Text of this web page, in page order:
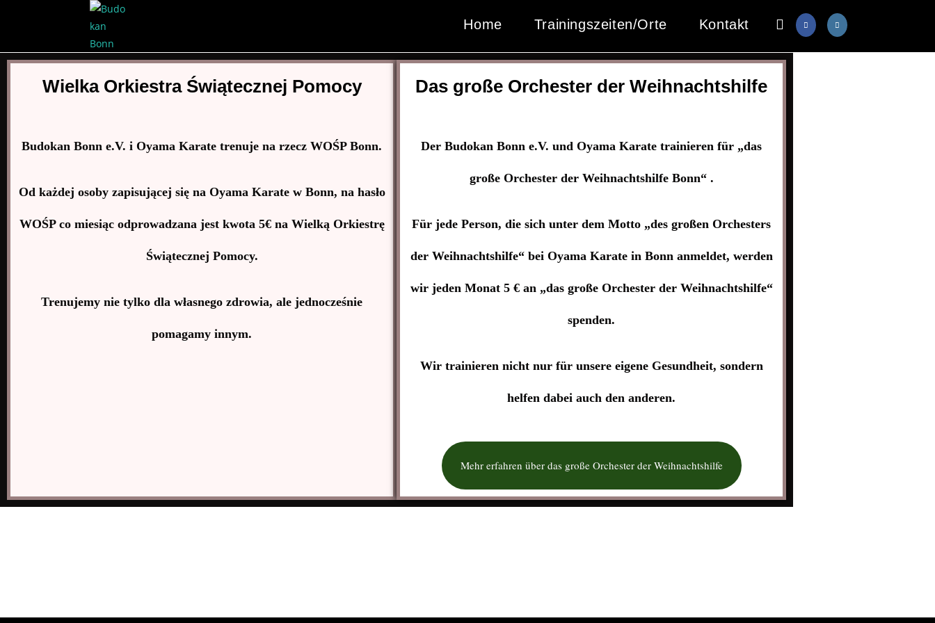
Home Trainingszeiten/Orte Kontakt
Wielka Orkiestra Świątecznej Pomocy
Budokan Bonn e.V. i Oyama Karate trenuje na rzecz WOŚP Bonn.
Od każdej osoby zapisującej się na Oyama Karate w Bonn, na hasło
WOŚP co miesiąc odprowadzana jest kwota 5€ na Wielką Orkiestrę
Świątecznej Pomocy.
Trenujemy nie tylko dla własnego zdrowia, ale jednocześnie
pomagamy innym.
Das große Orchester der Weihnachtshilfe
Der Budokan Bonn e.V. und Oyama Karate trainieren für „das
große Orchester der Weihnachtshilfe Bonn“ .
Für jede Person, die sich unter dem Motto „des großen Orchesters
der Weihnachtshilfe“ bei Oyama Karate in Bonn anmeldet, werden
wir jeden Monat 5 € an „das große Orchester der Weihnachtshilfe“
spenden.
Wir trainieren nicht nur für unsere eigene Gesundheit, sondern
helfen dabei auch den anderen.
Mehr erfahren über das große Orchester der Weihnachtshilfe